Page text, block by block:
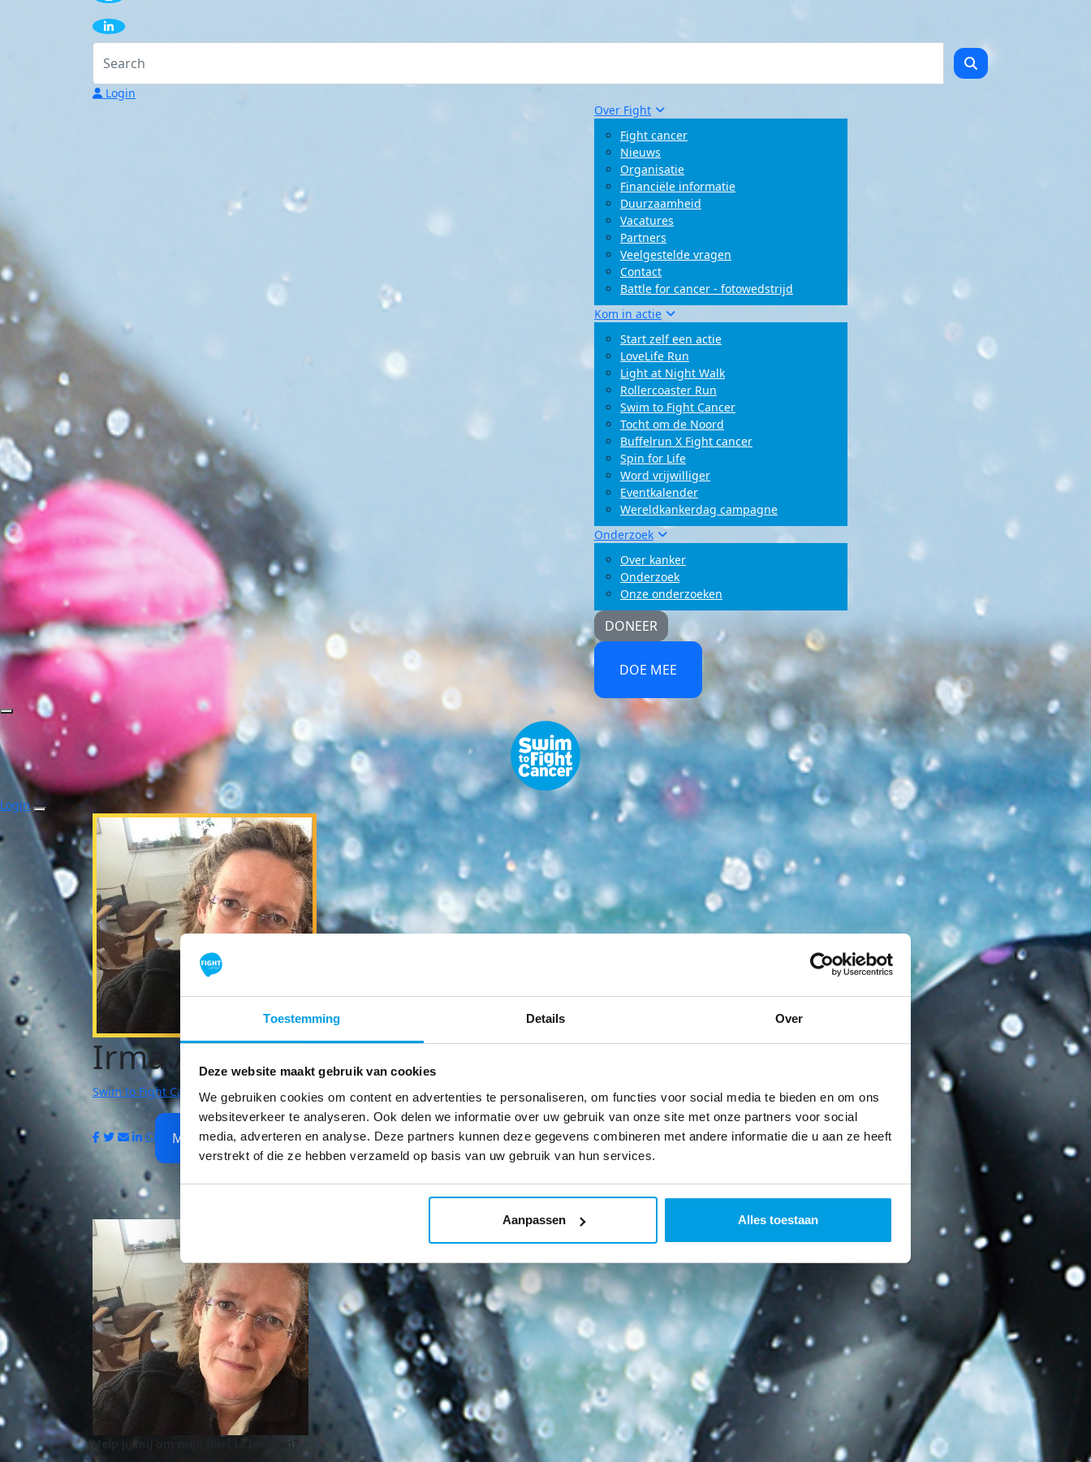
Toestemming Details Over
Deze website maakt gebruik van cookies
We gebruiken cookies om content en advertenties te personaliseren, om functies voor social media te bieden en om ons
websiteverkeer te analyseren. Ook delen we informatie over uw gebruik van onze site met onze partners voor social
media, adverteren en analyse. Deze partners kunnen deze gegevens combineren met andere informatie die u aan ze heeft
verstrekt of die ze hebben verzameld op basis van uw gebruik van hun services.
Aanpassen Alles toestaan
Login
Over Fight
Fight cancer
Nieuws
Organisatie
Financiële informatie
Duurzaamheid
Vacatures
Partners
Veelgestelde vragen
Contact
Battle for cancer - fotowedstrijd
Kom in actie
Start zelf een actie
LoveLife Run
Light at Night Walk
Rollercoaster Run
Swim to Fight Cancer
Tocht om de Noord
Buffelrun X Fight cancer
Spin for Life
Word vrijwilliger
Eventkalender
Wereldkankerdag campagne
Onderzoek
Over kanker
Onderzoek
Onze onderzoeken
DONEER
DOE MEE
Login
Irma Aarts
Swim to Fight Cancer | Eindhoven
My Team
Help jij mij om mijn doel te behalen?